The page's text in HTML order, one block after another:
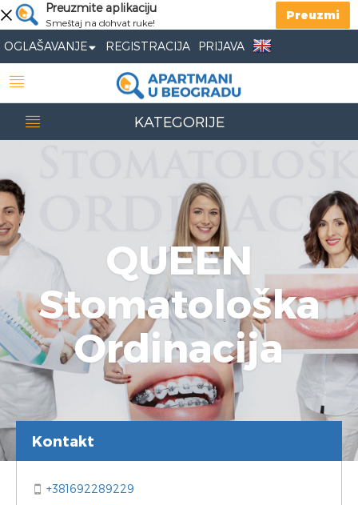
Preuzmite aplikaciju
Smeštaj na dohvat ruke!
Preuzmi
OGLAŠAVANJE REGISTRACIJA PRIJAVA
KATEGORIJE
QUEEN
Stomatološka
Ordinacija
Kontakt
+381692289229